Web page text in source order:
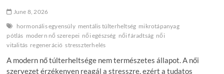
June 8, 2026
hormonális egyensúly mentális túlterheltség mikrotápanyag
pótlás modern nő szerepei női egészség női fáradtság női
vitalitás regeneráció stresszterhelés
A modern nő túlterheltsége nem természetes állapot. A női
szervezet érzékenyen reagál a stresszre, ezért a tudatos